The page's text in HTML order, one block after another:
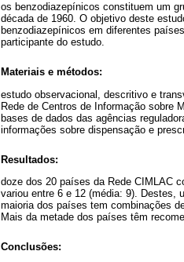
os benzodiazepínicos constituem um
década de 1960. O objetivo deste
benzodiazepínicos em diferentes
participante do estudo.
Materiais e métodos:
estudo observacional, descritivo e
Rede de Centros de Informação sobre
bases de dados das agências
informações sobre dispensação e
Resultados:
doze dos 20 países da Rede CIMLAC
variou entre 6 e 12 (média: 9). Destes,
maioria dos países tem combinações
Mais da metade dos países têm
Conclusões: